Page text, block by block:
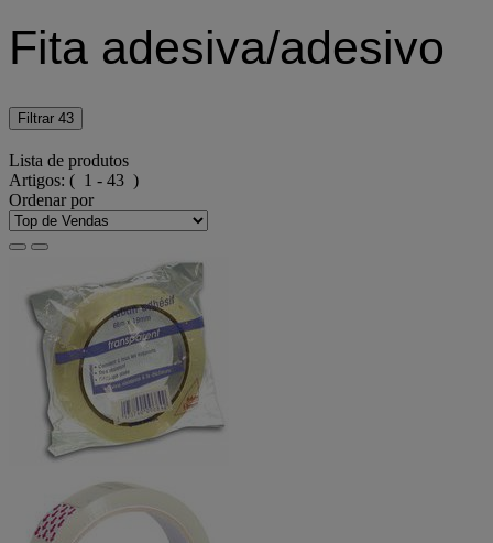
Fita adesiva/adesivo
Filtrar 43
Lista de produtos
Artigos: ( 1 - 43 )
Ordenar por